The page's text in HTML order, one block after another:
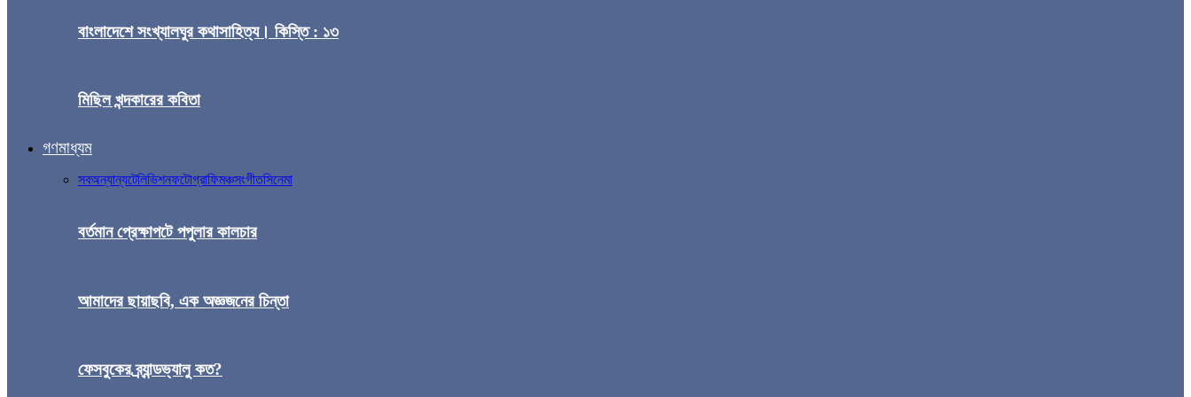
বাংলাদেশে সংখ্যালঘুর কথাসাহিত্য। কিস্তি : ১৩
মিছিল খন্দকারের কবিতা
গণমাধ্যম
সবঅন্যান্যটেলিভিশনফটোগ্রাফিমঞ্চসংগীতসিনেমা
বর্তমান প্রেক্ষাপটে পপুলার কালচার
আমাদের ছায়াছবি, এক অজ্ঞজনের চিন্তা
ফেসবুকের ব্র্যান্ডভ্যালু কত?